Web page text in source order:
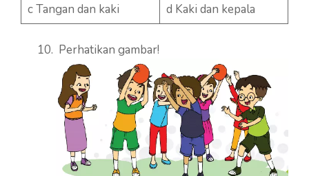
c Tangan dan kaki
d Kaki dan kepala
Perhatikan gambar!